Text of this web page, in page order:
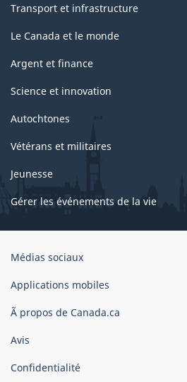
Transport et infrastructure
Le Canada et le monde
Argent et finance
Science et innovation
Autochtones
Vétérans et militaires
Jeunesse
Gérer les événements de la vie
Organisation
gouvernement
Canada
Médias sociaux
Applications mobiles
Ã propos de Canada.ca
Avis
Confidentialité